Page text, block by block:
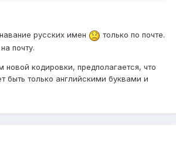
русских имен
только по почте.
почту.
новой кодировки, предполагается, что
быть только английскими буквами и